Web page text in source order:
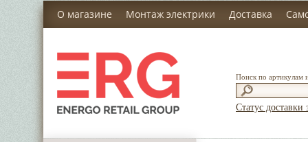
О магазине Монтаж электрики Доставка
Поиск по артикулам
Статус доставки